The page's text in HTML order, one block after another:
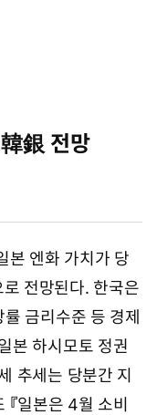
韓銀 전망
본 엔화 가치가 당
전망된다. 한국은
금리수준 등 경제
본 하시모토 정권
추세는 당분간 지
일본은 4월 소비